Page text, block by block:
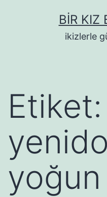
BIR KIZ
ikizlerle
Etiket:
yoğun